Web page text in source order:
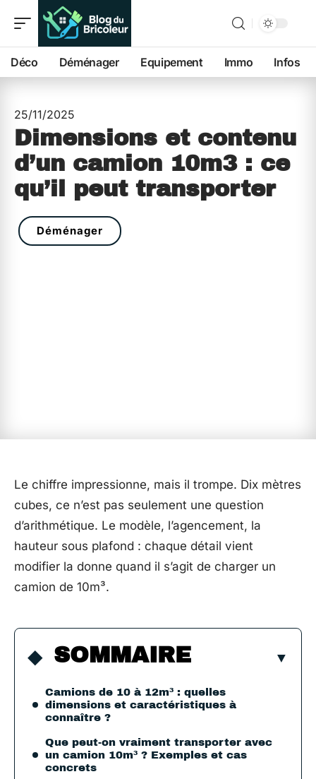
Déco Déménager Equipement Immo Infos
25/11/2025
Dimensions et contenu
d’un camion 10m3 : ce
qu’il peut transporter
Déménager
Le chiffre impressionne, mais il trompe. Dix mètres
cubes, ce n’est pas seulement une question
d’arithmétique. Le modèle, l’agencement, la
hauteur sous plafond : chaque détail vient
modifier la donne quand il s’agit de charger un
camion de 10m³.
SOMMAIRE
Camions de 10 à 12m³ : quelles
dimensions et caractéristiques à
connaître ?
Que peut-on vraiment transporter avec
un camion 10m³ ? Exemples et cas
concrets